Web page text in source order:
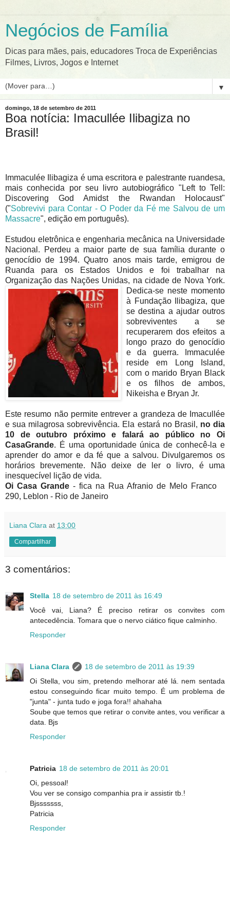
Negócios de Família
Dicas para mães, pais, educadores Troca de Experiências
Filmes, Livros, Jogos e Internet
▼
domingo, 18 de setembro de 2011
Boa notícia: Imacullée Ilibagiza no
Brasil!
Immaculée Ilibagiza é uma escritora e palestrante ruandesa,
mais conhecida por seu livro autobiográfico "Left to Tell:
Discovering God Amidst the Rwandan Holocaust"
("Sobrevivi para Contar - O Poder da Fé me Salvou de um
Massacre", edição em português).
Estudou eletrônica e engenharia mecânica na Universidade
Nacional. Perdeu a maior parte de sua família durante o
genocídio de 1994. Quatro anos mais tarde, emigrou de
Ruanda para os Estados Unidos e foi trabalhar na
Organização das Nações Unidas, na cidade de Nova York.
Dedica-se neste momento
à Fundação Ilibagiza, que
se destina a ajudar outros
sobreviventes a se
recuperarem dos efeitos a
longo prazo do genocídio
e da guerra. Immaculée
reside em Long Island,
com o marido Bryan Black
e os filhos de ambos,
Nikeisha e Bryan Jr.
Este resumo não permite entrever a grandeza de Imacullée
e sua milagrosa sobrevivência. Ela estará no Brasil, no dia
10 de outubro próximo e falará ao público no Oi
CasaGrande. É uma oportunidade única de conhecê-la e
aprender do amor e da fé que a salvou. Divulgaremos os
horários brevemente. Não deixe de ler o livro, é uma
inesquecível lição de vida.
Oi Casa Grande - fica na Rua Afranio de Melo Franco
290, Leblon - Rio de Janeiro
Liana Clara at 13:00
Compartilhar
3 comentários:
Stella 18 de setembro de 2011 às 16:49
Você vai, Liana? É preciso retirar os convites com
antecedência. Tomara que o nervo ciático fique calminho.
Responder
Liana Clara
18 de setembro de 2011 às 19:39
Oi Stella, vou sim, pretendo melhorar até lá. nem sentada
estou conseguindo ficar muito tempo. É um problema de
"junta" - junta tudo e joga fora!! ahahaha
Soube que temos que retirar o convite antes, vou verificar a
data. Bjs
Responder
Patricia 18 de setembro de 2011 às 20:01
Oi, pessoal!
Vou ver se consigo companhia pra ir assistir tb.!
Bjsssssss,
Patricia
Responder